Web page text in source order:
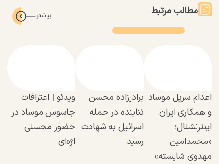
مطالب مرتبط
اعدام سرپل موساد
و همکاری ایران
اینترنشنال؛
«محمدامین
مهدوی شایسته»
برادرزاده محسن
تنابنده در حمله
اسرائیل به شهادت
رسید
ویدئو | اعترافات
جاسوس موساد در
حضور محسنی
اژه‌ای